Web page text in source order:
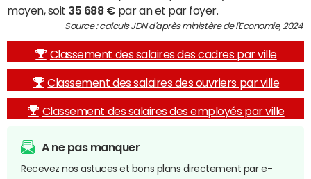
moyen, soit 35 688 € par an et par foyer.
Source : calculs JDN d'après ministère de l'Economie, 2024
Classement des salaires des cadres par ville
Classement des salaires des ouvriers par ville
Classement des salaires des employés par ville
A ne pas manquer
Recevez nos astuces et bons plans directement par e-